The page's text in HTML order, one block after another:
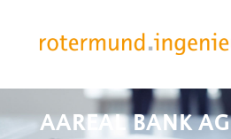
AAREAL BANK AG